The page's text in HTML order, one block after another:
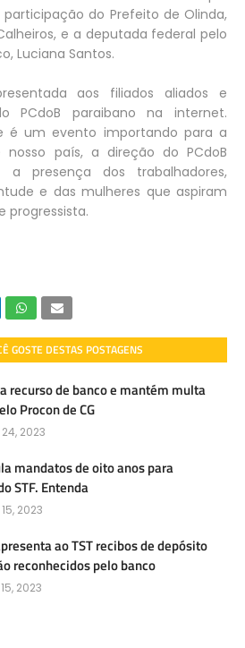
do Prefeito de Olinda,
e a deputada federal pelo
Luciana Santos.
aos filiados aliados e
PCdoB paraibano na internet.
é um evento importando para a
país, a direção do PCdoB
presença dos trabalhadores,
e das mulheres que aspiram
progressista.
GOSTE DESTAS POSTAGENS
recurso de banco e mantém multa
Procon de CG
2023
mandatos de oito anos para
STF. Entenda
2023
ao TST recibos de depósito
reconhecidos pelo banco
2023